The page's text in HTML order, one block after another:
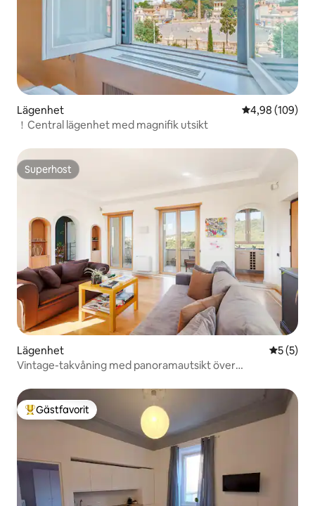
Lägenhet 4,98 av 5 i
4,98 (109)
！Central lägenhet med magnifik utsikt
Superhost
Superhost
Lägenhet 5 av 5 i
5 (5)
Vintage-takvåning med panoramautsikt över
Populär gästfavorit
Gästfavorit